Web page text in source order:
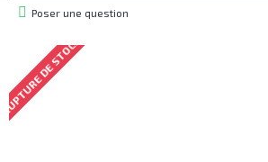
Poser une question
DE STOCK